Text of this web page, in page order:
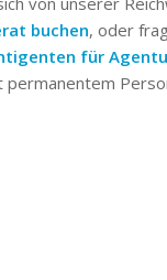
buchen, oder
für
permanentem